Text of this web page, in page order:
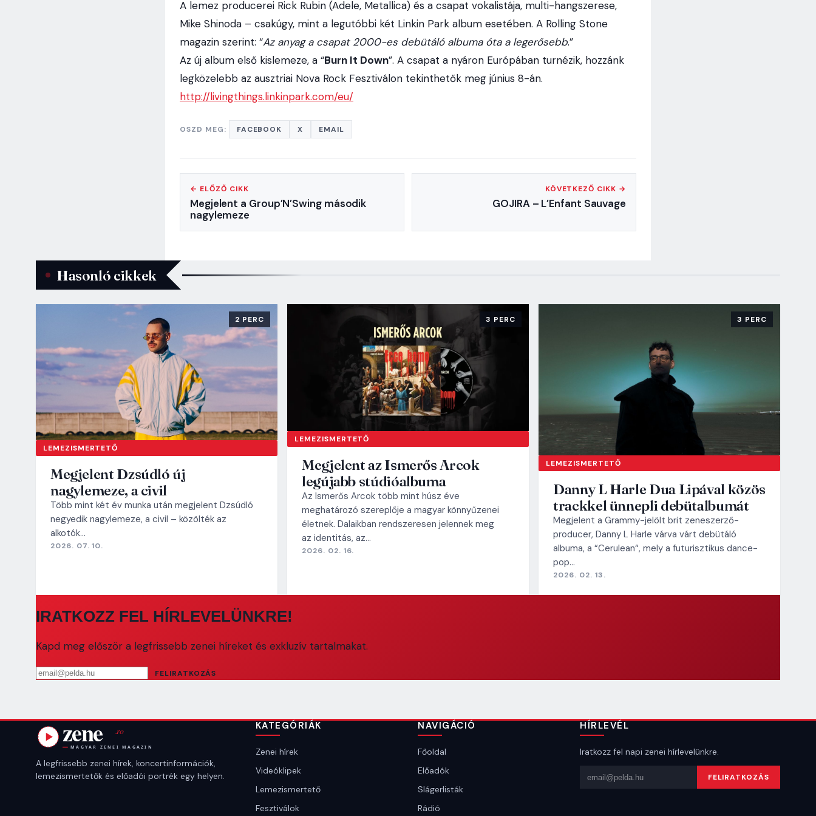
A lemez producerei Rick Rubin (Adele, Metallica) és a csapat vokalistája, multi-hangszerese,
Mike Shinoda – csakúgy, mint a legutóbbi két Linkin Park album esetében. A Rolling Stone
magazin szerint: “Az anyag a csapat 2000-es debütáló albuma óta a legerősebb.”
Az új album első kislemeze, a “Burn It Down”. A csapat a nyáron Európában turnézik, hozzánk
legközelebb az ausztriai Nova Rock Fesztiválon tekinthetők meg június 8-án.
http://livingthings.linkinpark.com/eu/
OSZD MEG: FACEBOOK X EMAIL
← ELŐZŐ CIKK
Megjelent a Group’N’Swing második
nagylemeze
KÖVETKEZŐ CIKK →
GOJIRA – L’Enfant Sauvage
Hasonló cikkek
LEMEZISMERTETŐ
2 PERC
Megjelent Dzsúdló új
nagylemeze, a civil
Több mint két év munka után megjelent Dzsúdló
negyedik nagylemeze, a civil – közölték az
alkotók…
2026. 07. 10.
LEMEZISMERTETŐ
3 PERC
Megjelent az Ismerős Arcok
legújabb stúdióalbuma
Az Ismerős Arcok több mint húsz éve
meghatározó szereplője a magyar könnyűzenei
életnek. Dalaikban rendszeresen jelennek meg
az identitás, az…
2026. 02. 16.
LEMEZISMERTETŐ
3 PERC
Danny L Harle Dua Lipával közös
trackkel ünnepli debütalbumát
Megjelent a Grammy-jelölt brit zeneszerző-
producer, Danny L Harle várva várt debütáló
albuma, a “Cerulean“, mely a futurisztikus dance-
pop…
2026. 02. 13.
IRATKOZZ FEL HÍRLEVELÜNKRE!
Kapd meg először a legfrissebb zenei híreket és exkluzív tartalmakat.
Email cím
FELIRATKOZÁS
A legfrissebb zenei hírek, koncertinformációk,
lemezismertetők és előadói portrék egy helyen.
KATEGÓRIÁK
Zenei hírek
Videóklipek
Lemezismertető
Fesztiválok
NAVIGÁCIÓ
Főoldal
Előadók
Slágerlisták
Rádió
HÍRLEVÉL
Iratkozz fel napi zenei hírlevelünkre.
Email cím FELIRATKOZÁS